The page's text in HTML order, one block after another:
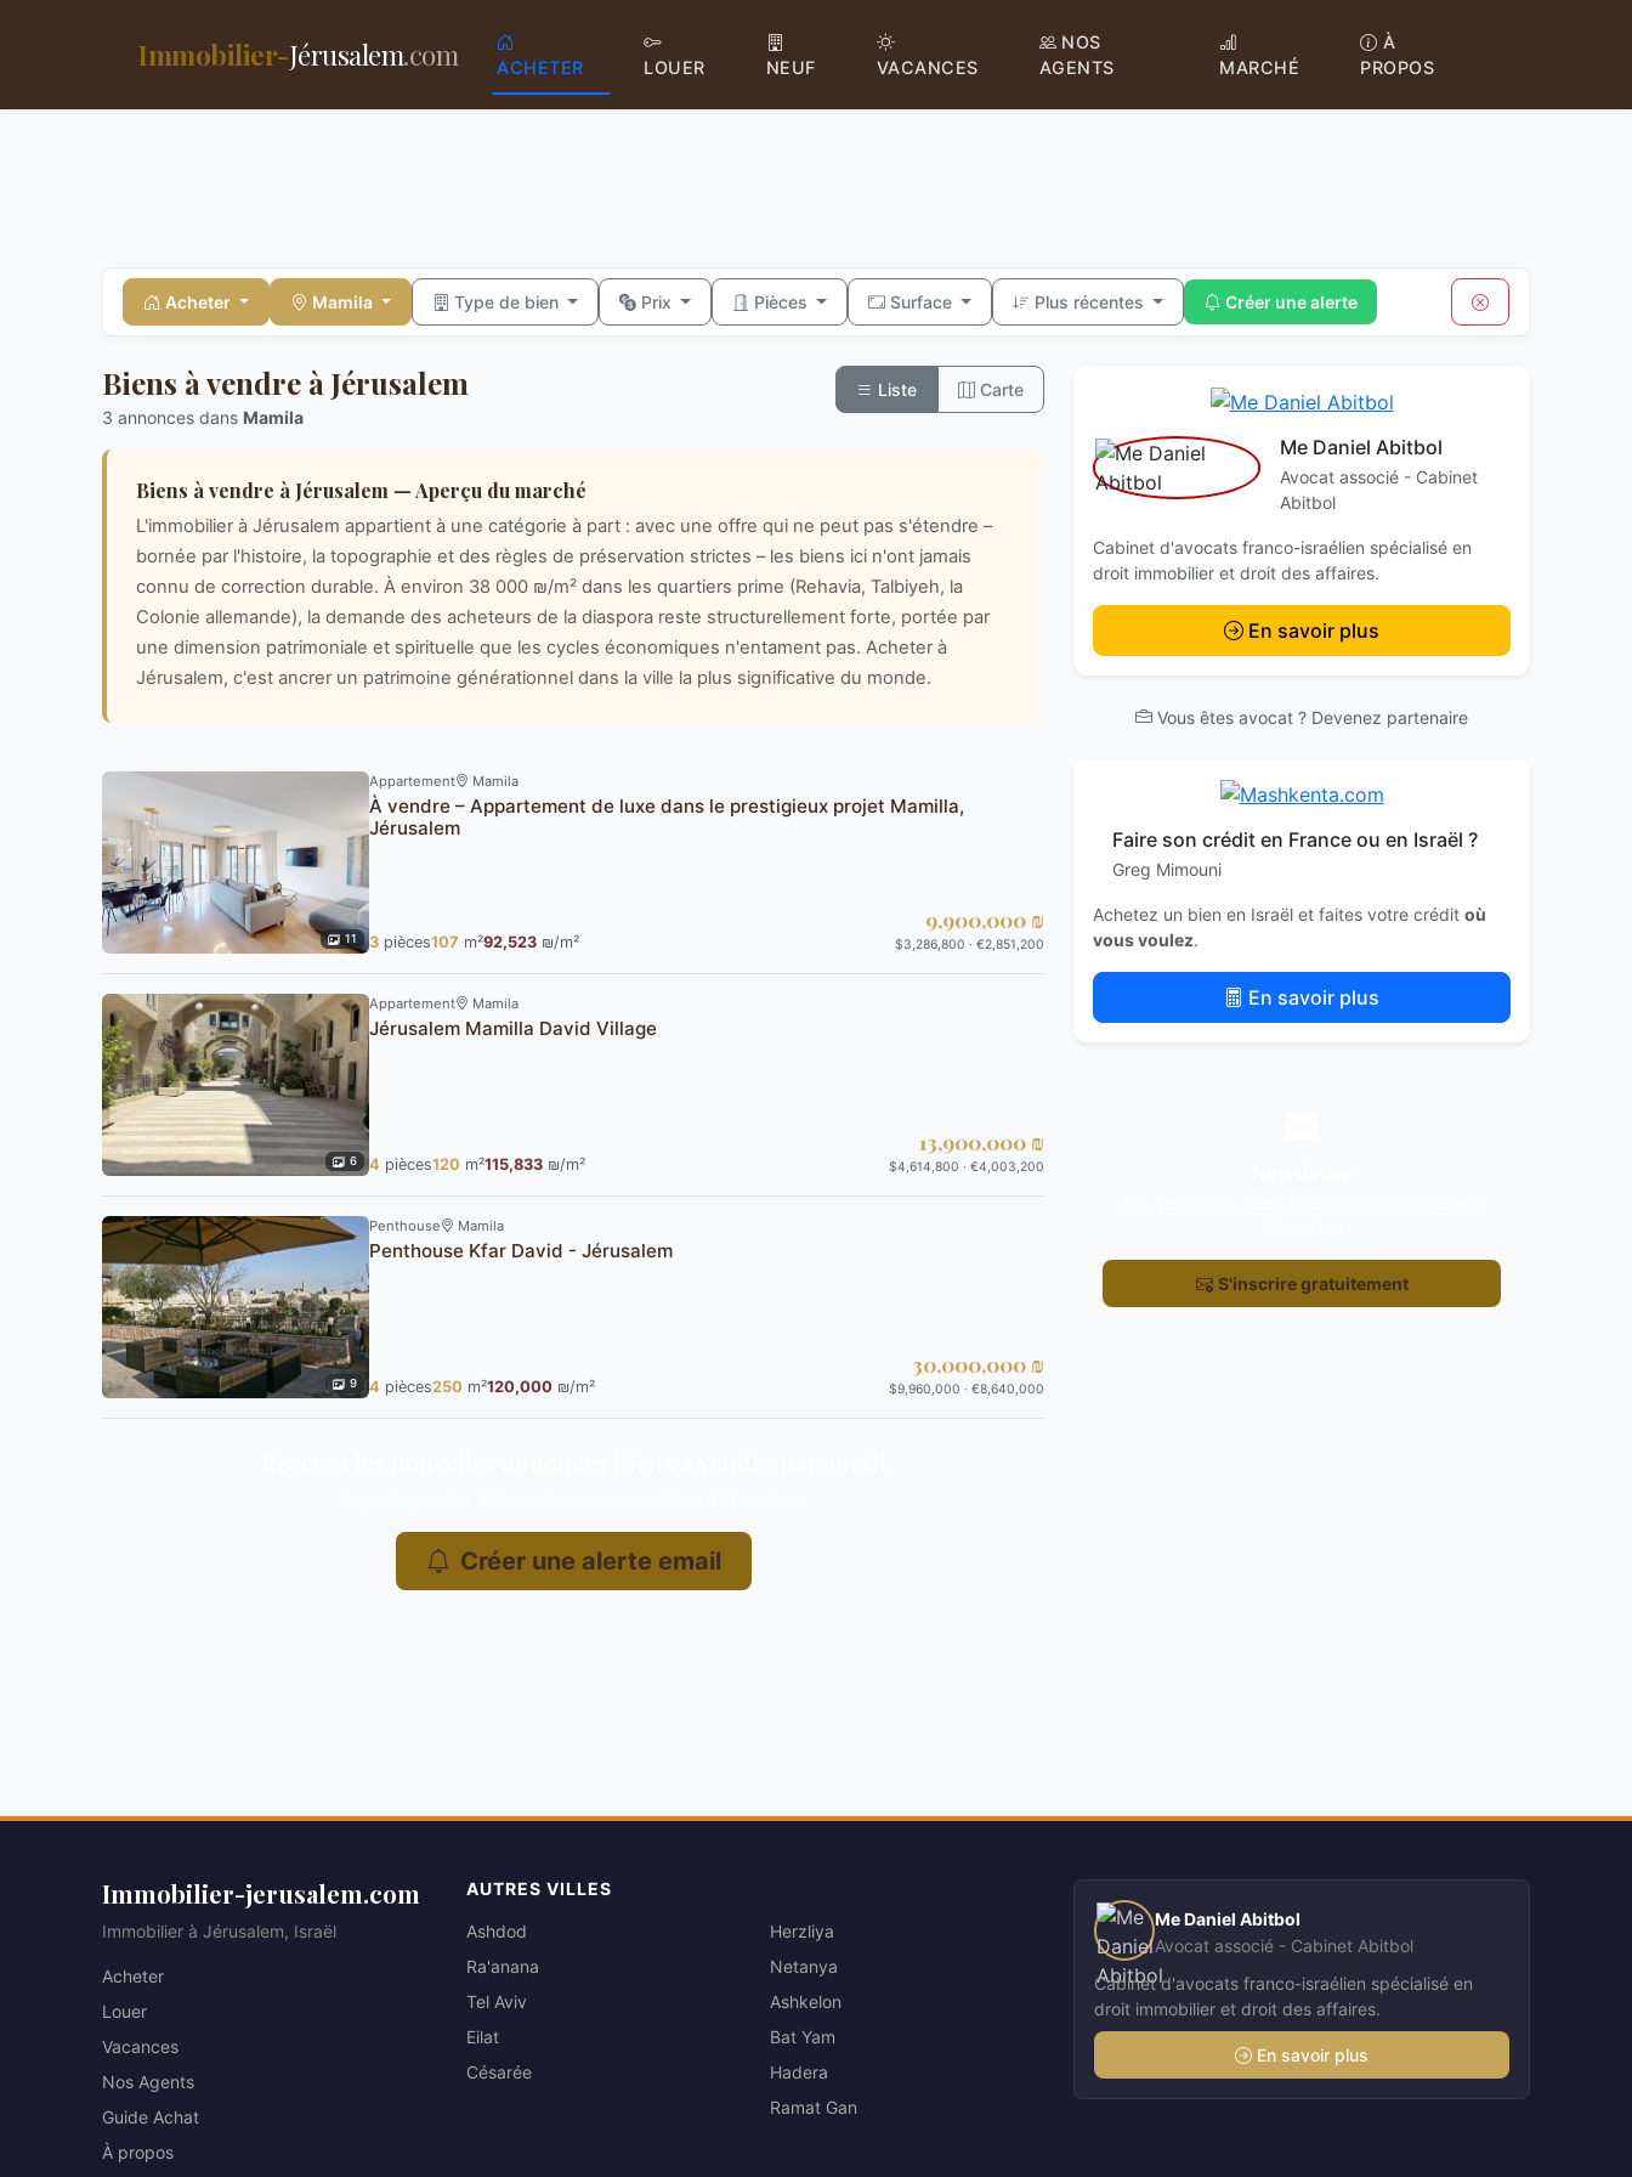
Immobilier-Jérusalem.com ACHETER LOUER NEUF VACANCES
NOS
AGENTS
MARCHÉ
À
PROPOS
Acheter Mamila Type de bien Prix Pièces Surface Plus récentes Créer une alerte
Biens à vendre à Jérusalem
3 annonces dans Mamila
Liste Carte
Biens à vendre à Jérusalem — Aperçu du marché
L'immobilier à Jérusalem appartient à une catégorie à part : avec une offre qui ne peut pas s'étendre –
bornée par l'histoire, la topographie et des règles de préservation strictes – les biens ici n'ont jamais
connu de correction durable. À environ 38 000 ₪/m² dans les quartiers prime (Rehavia, Talbiyeh, la
Colonie allemande), la demande des acheteurs de la diaspora reste structurellement forte, portée par
une dimension patrimoniale et spirituelle que les cycles économiques n'entament pas. Acheter à
Jérusalem, c'est ancrer un patrimoine générationnel dans la ville la plus significative du monde.
11
Appartement Mamila
À vendre – Appartement de luxe dans le prestigieux projet Mamilla,
Jérusalem
3 pièces107 m²92,523 ₪/m²
9,900,000 ₪
$3,286,800 · €2,851,200
6
Appartement Mamila
Jérusalem Mamilla David Village
4 pièces120 m²115,833 ₪/m²
13,900,000 ₪
$4,614,800 · €4,003,200
9
Penthouse Mamila
Penthouse Kfar David - Jérusalem
4 pièces250 m²120,000 ₪/m²
30,000,000 ₪
$9,960,000 · €8,640,000
Créer une alerte email
Me Daniel Abitbol
Avocat associé - Cabinet
Abitbol
Cabinet d'avocats franco-israélien spécialisé en
droit immobilier et droit des affaires.
En savoir plus
Vous êtes avocat ? Devenez partenaire
Faire son crédit en France ou en Israël ?
Greg Mimouni
Achetez un bien en Israël et faites votre crédit où
vous voulez.
En savoir plus
S'inscrire gratuitement
Immobilier-jerusalem.com
Immobilier à Jérusalem, Israël
Acheter
Louer
Vacances
Nos Agents
Guide Achat
À propos
AUTRES VILLES
Ashdod
Ra'anana
Tel Aviv
Eilat
Césarée
Herzliya
Netanya
Ashkelon
Bat Yam
Hadera
Ramat Gan
Me Daniel Abitbol
Avocat associé - Cabinet Abitbol
Cabinet d'avocats franco-israélien spécialisé en
droit immobilier et droit des affaires.
En savoir plus